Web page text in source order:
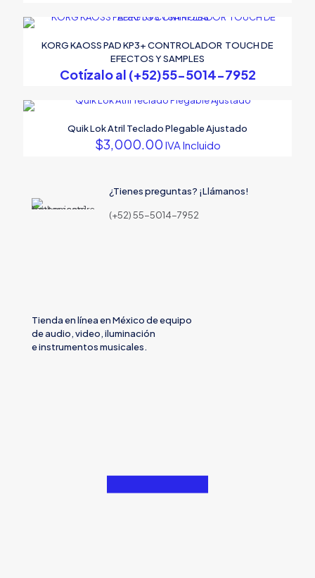
KORG KAOSS PAD KP3+ CONTROLADOR TOUCH DE
EFECTOS Y SAMPLES
Cotízalo al (+52)55-5014-7952
Quik Lok Atril Teclado Plegable Ajustado
$3,000.00 IVA Incluido
¿Tienes preguntas? ¡Llámanos!
(+52) 55-5014-7952
Tienda en línea en México de equipo
de audio, video, iluminación
e instrumentos musicales.